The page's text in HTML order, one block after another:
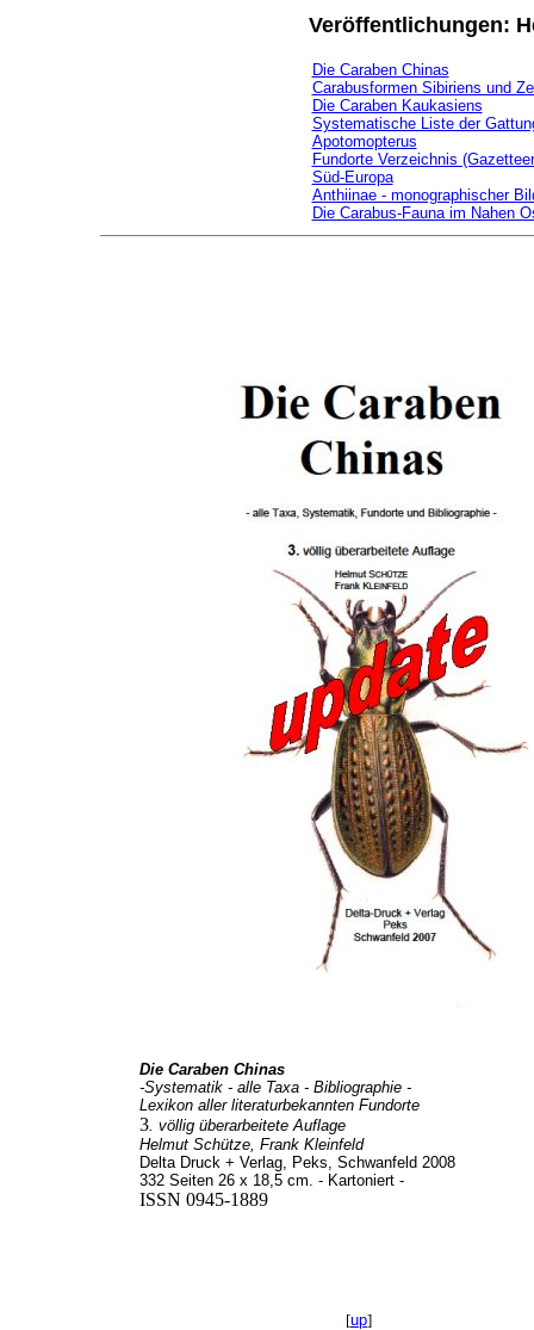
Veröffentlichungen:
Die Caraben Chinas
Carabusformen Sibiriens und
Die Caraben Kaukasiens
Systematische Liste der
Apotomopterus
Fundorte Verzeichnis
Süd-Europa
Anthiinae - monographischer
Die Carabus-Fauna im Nahen
Die Caraben Chinas
-Systematik - alle Taxa - Bibliographie -
Lexikon aller literaturbekannten Fundorte
3. völlig überarbeitete Auflage
Helmut Schütze, Frank Kleinfeld
Delta Druck + Verlag, Peks, Schwanfeld 2008
332 Seiten 26 x 18,5 cm. - Kartoniert -
ISSN 0945-1889
[up]